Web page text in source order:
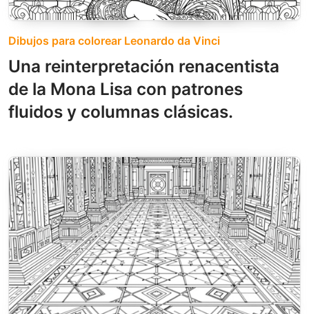
Dibujos para colorear Leonardo da Vinci
Una reinterpretación renacentista
de la Mona Lisa con patrones
fluidos y columnas clásicas.